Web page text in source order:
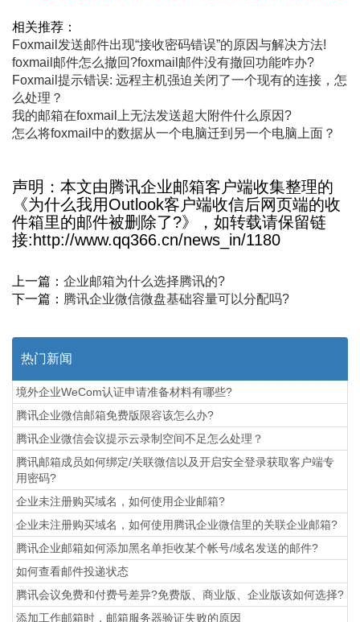
相关推荐：
Foxmail发送邮件出现“接收密码错误”的原因与解决方法!
foxmail邮件怎么撤回?foxmail邮件没有撤回功能咋办?
Foxmail提示错误: 远程主机强迫关闭了一个现有的连接，怎
么处理？
我的邮箱在foxmail上无法发送超大附件什么原因?
怎么将foxmail中的数据从一个电脑迁到另一个电脑上面？
声明：本文由腾讯企业邮箱客户端收集整理的
《为什么我用Outlook客户端收信后网页端的收
件箱里的邮件被删除了?》，如转载请保留链
接:http://www.qq366.cn/news_in/1180
上一篇： 企业邮箱为什么选择腾讯的?
下一篇： 腾讯企业微信微盘基础容量可以分配吗?
热门新闻
境外企业WeCom认证申请准备材料有哪些?
腾讯企业微信邮箱免费版限容该怎么办?
腾讯企业微信会议提示云录制空间不足怎么处理？
腾讯邮箱成员如何绑定/关联微信以及开启安全登录获取客户端专
用密码?
企业未注册购买域名，如何使用企业邮箱?
企业未注册购买域名，如何使用腾讯企业微信里的关联企业邮箱?
腾讯企业邮箱如何添加黑名单拒收某个帐号/域名发送的邮件?
如何查看邮件投递状态
腾讯会议免费和付费号差异?免费版、商业版、企业版该如何选择?
添加工作邮箱时，邮箱服务器验证失败的原因